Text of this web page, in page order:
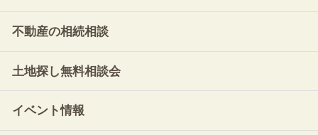
不動産の相続相談
土地探し無料相談会
イベント情報